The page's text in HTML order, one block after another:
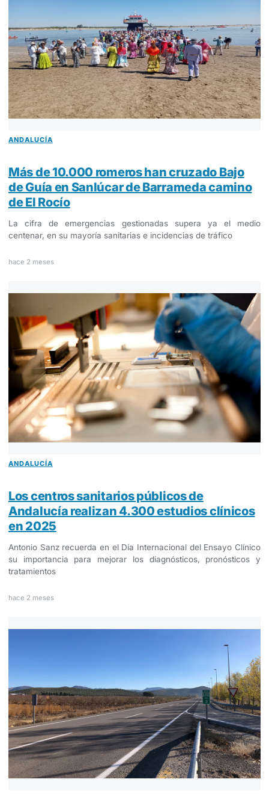
ANDALUCÍA
Más de 10.000 romeros han cruzado Bajo
de Guía en Sanlúcar de Barrameda camino
de El Rocío
La cifra de emergencias gestionadas supera ya el medio
centenar, en su mayoría sanitarias e incidencias de tráfico
hace 2 meses
ANDALUCÍA
Los centros sanitarios públicos de
Andalucía realizan 4.300 estudios clínicos
en 2025
Antonio Sanz recuerda en el Día Internacional del Ensayo Clínico
su importancia para mejorar los diagnósticos, pronósticos y
tratamientos
hace 2 meses